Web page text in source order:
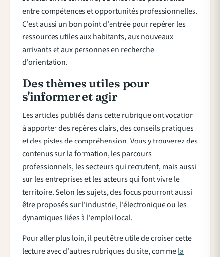
entre compétences et opportunités professionnelles.
C'est aussi un bon point d'entrée pour repérer les
ressources utiles aux habitants, aux nouveaux
arrivants et aux personnes en recherche
d'orientation.
Des thèmes utiles pour
s'informer et agir
Les articles publiés dans cette rubrique ont vocation
à apporter des repères clairs, des conseils pratiques
et des pistes de compréhension. Vous y trouverez des
contenus sur la formation, les parcours
professionnels, les secteurs qui recrutent, mais aussi
sur les entreprises et les acteurs qui font vivre le
territoire. Selon les sujets, des focus pourront aussi
être proposés sur l'industrie, l'électronique ou les
dynamiques liées à l'emploi local.
Pour aller plus loin, il peut être utile de croiser cette
lecture avec d'autres rubriques du site, commela